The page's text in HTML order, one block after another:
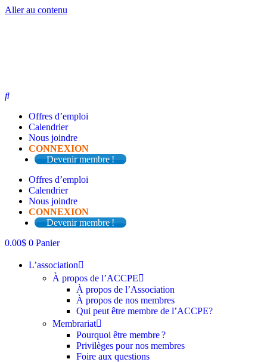
Aller au contenu
Offres d’emploi
Calendrier
Nous joindre
CONNEXION
Devenir membre !
Offres d’emploi
Calendrier
Nous joindre
CONNEXION
Devenir membre !
0.00$ 0 Panier
L’association
À propos de l’ACCPE
À propos de l’Association
À propos de nos membres
Qui peut être membre de l’ACCPE?
Membrariat
Pourquoi être membre ?​
Privilèges pour nos membres​
Foire aux questions